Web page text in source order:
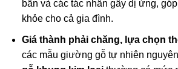
bẩn và các tác nhân gây dị ứng,
khỏe cho cả gia đình.
Giá thành phải chăng, lựa chọn
các mẫu giường gỗ tự nhiên